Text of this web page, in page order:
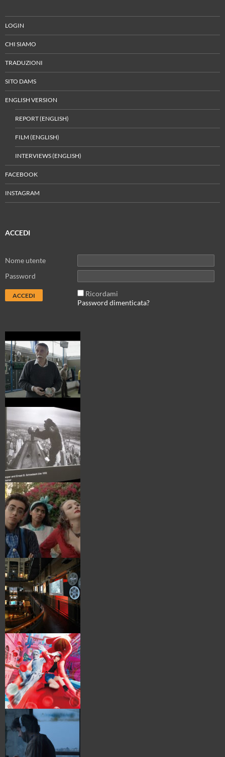
LOGIN
CHI SIAMO
TRADUZIONI
SITO DAMS
ENGLISH VERSION
REPORT (ENGLISH)
FILM (ENGLISH)
INTERVIEWS (ENGLISH)
FACEBOOK
INSTAGRAM
ACCEDI
Nome utente
Password
Ricordami
Password dimenticata?